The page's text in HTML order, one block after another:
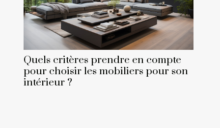
Quels critères prendre en compte
pour choisir les mobiliers pour son
intérieur ?